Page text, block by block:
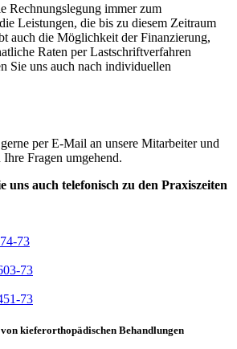
Rechnungslegung immer zum
Leistungen, die bis zu diesem Zeitraum
auch die Möglichkeit der Finanzierung,
Raten per Lastschriftverfahren
Sie uns auch nach individuellen
per E-Mail an unsere Mitarbeiter und
Fragen umgehend.
uns auch telefonisch zu den Praxiszeiten
73
73
73
kieferorthopädischen Behandlungen